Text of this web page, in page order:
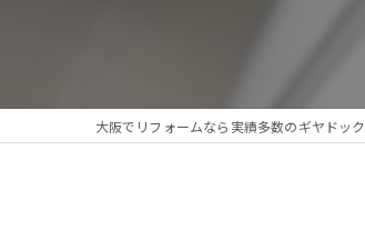
修理
大阪でリフォームなら実績多数のギヤドック